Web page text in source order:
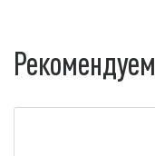
Рекомендуем